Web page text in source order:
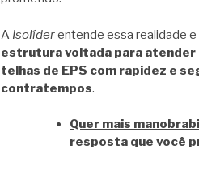
A Isolíderentende essa realidade
estrutura voltada para atender
telhas de EPS com rapidez e
contratempos.
Quer mais
resposta que você